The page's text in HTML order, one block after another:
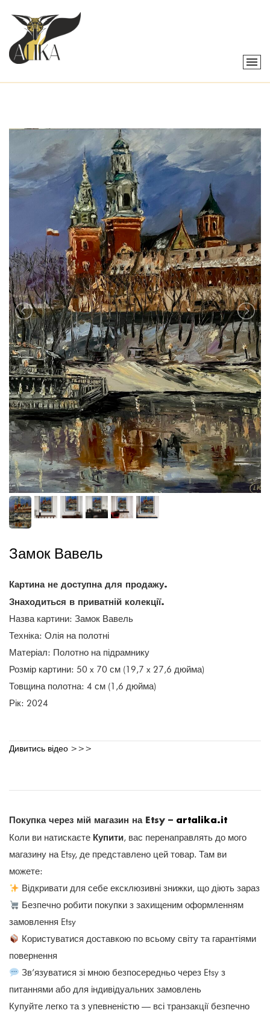
Замок Вавель
Картина не доступна для продажу.
Знаходиться в приватній колекції.
Назва картини: Замок Вавель
Техніка: Олія на полотні
Матеріал: Полотно на підрамнику
Розмір картини: 50 x 70 см (19,7 x 27,6 дюйма)
Товщина полотна: 4 см (1,6 дюйма)
Рік: 2024
Дивитись відео >>>
Покупка через мій магазин на Etsy – artalika.it
Коли ви натискаєте Купити, вас перенаправлять до мого
магазину на Etsy, де представлено цей товар. Там ви
можете:
Відкривати для себе ексклюзивні знижки, що діють зараз
Безпечно робити покупки з захищеним оформленням
замовлення Etsy
Користуватися доставкою по всьому світу та гарантіями
повернення
Зв’язуватися зі мною безпосередньо через Etsy з
питаннями або для індивідуальних замовлень
Купуйте легко та з упевненістю — всі транзакції безпечно